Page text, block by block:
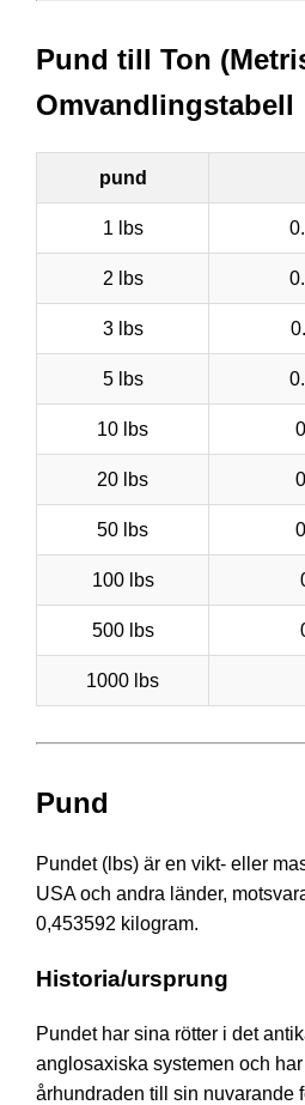
Pund till Ton
Omvandlingstabell
pund
1 lbs
2 lbs
3 lbs
5 lbs
10 lbs
20 lbs
50 lbs
100 lbs
500 lbs
1000 lbs
Pund
Pundet (lbs) är en vikt- eller
USA och andra länder,
0,453592 kilogram.
Historia/ursprung
Pundet har sina rötter i det
anglosaxiska systemen och
århundraden till sin nuvarande